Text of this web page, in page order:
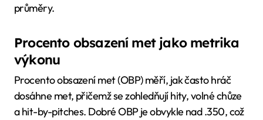
průměry.
Procento obsazení met jako metrika
výkonu
Procento obsazení met (OBP) měří, jak často hráč
dosáhne met, přičemž se zohledňují hity, volné chůze
a hit-by-pitches. Dobré OBP je obvykle nad .350, což